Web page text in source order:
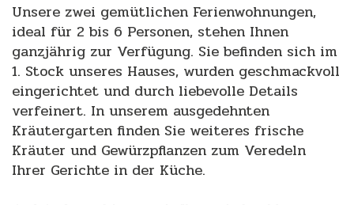
Unsere zwei gemütlichen Ferienwohnungen,
ideal für 2 bis 6 Personen, stehen Ihnen
ganzjährig zur Verfügung. Sie befinden sich im
1. Stock unseres Hauses, wurden geschmackvoll
eingerichtet und durch liebevolle Details
verfeinert. In unserem ausgedehnten
Kräutergarten finden Sie weiteres frische
Kräuter und Gewürzpflanzen zum Veredeln
Ihrer Gerichte in der Küche.